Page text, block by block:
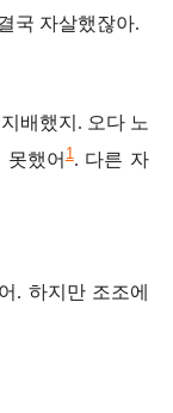
국 자살했잖아.
배했지. 오다 노
못했어1. 다른 자
. 하지만 조조에